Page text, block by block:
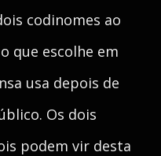
codinomes ao
que escolhe em
usa depois de
Os dois
podem vir desta